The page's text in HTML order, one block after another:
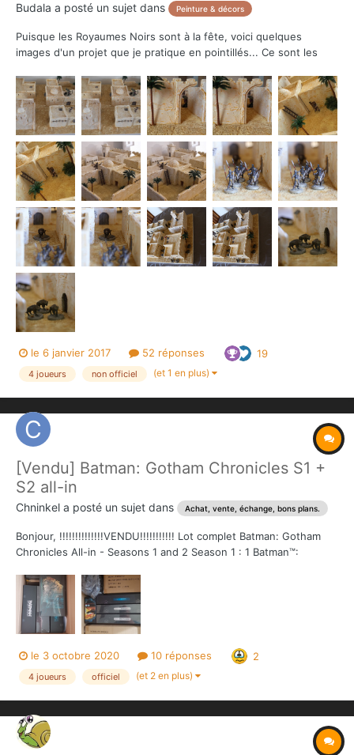
Budala a posté un sujet dans Peinture & décors
Puisque les Royaumes Noirs sont à la fête, voici quelques
images d'un projet que je pratique en pointillés... Ce sont les
pouvoir y jouer comme dans prince of Persia, pas d'intérieurs,
mais pouroiv sauter de toits en toits. L'id...
le 6 janvier 2017 52 réponses 19
4 joueurs non officiel (et 1 en plus)
[Vendu] Batman: Gotham Chronicles S1 +
S2 all-in
Chninkel a posté un sujet dans Achat, vente, échange, bons plans.
Bonjour, !!!!!!!!!!!!!!VENDU!!!!!!!!!!! Lot complet Batman: Gotham
Chronicles All-in - Seasons 1 and 2 Season 1 : 1 Batman™:
Box 1 Villains Box 1 Wayne Manor expansion 1 Arkham Asylum
ex...
le 3 octobre 2020 10 réponses 2
4 joueurs officiel (et 2 en plus)